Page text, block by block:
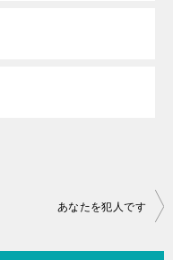
あなたを犯人です